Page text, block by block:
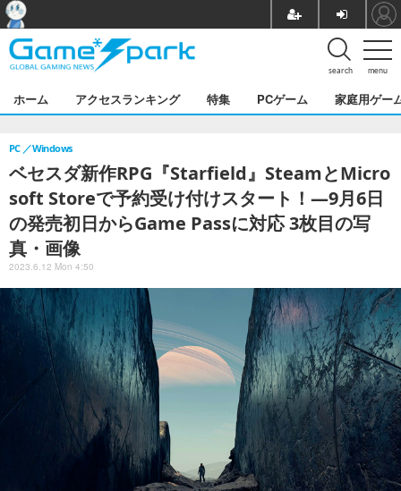
menu
search
ホーム アクセスランキング 特集 PCゲーム 家庭用ゲー
ベセスダ新作RPG『Starfield』SteamとMicro
soft Storeで予約受け付けスタート！―9月6日
の発売初日からGame Passに対応 3枚目の写
真・画像
PC Windows
2023.6.12 Mon 4:50